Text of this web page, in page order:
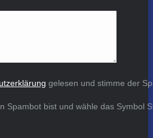
gelesen und stimme der
Spambot bist und wähle das Symbol